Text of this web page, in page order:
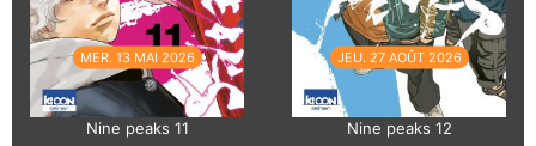
MER. 13 MAI 2026
Nine peaks 11
JEU. 27 AOÛT 2026
Nine peaks 12